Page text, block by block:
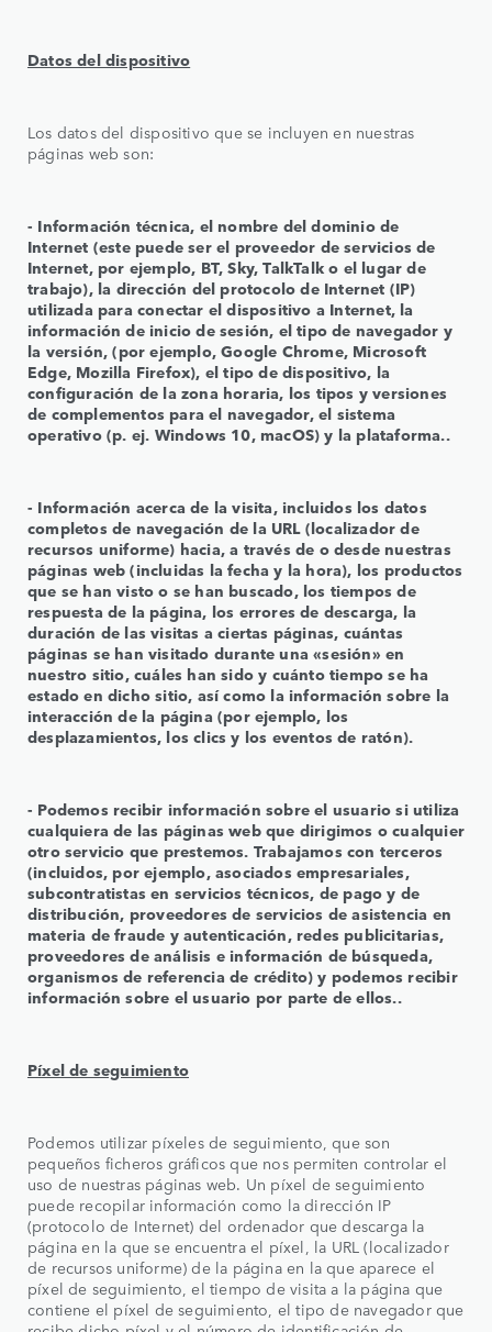
Datos del dispositivo
Los datos del dispositivo que se incluyen en nuestras
páginas web son:
‑ Información técnica, el nombre del dominio de
Internet (este puede ser el proveedor de servicios de
Internet, por ejemplo, BT, Sky, TalkTalk o el lugar de
trabajo), la dirección del protocolo de Internet (IP)
utilizada para conectar el dispositivo a Internet, la
información de inicio de sesión, el tipo de navegador y
la versión, (por ejemplo, Google Chrome, Microsoft
Edge, Mozilla Firefox), el tipo de dispositivo, la
configuración de la zona horaria, los tipos y versiones
de complementos para el navegador, el sistema
operativo (p. ej. Windows 10, macOS) y la plataforma..
‑ Información acerca de la visita, incluidos los datos
completos de navegación de la URL (localizador de
recursos uniforme) hacia, a través de o desde nuestras
páginas web (incluidas la fecha y la hora), los productos
que se han visto o se han buscado, los tiempos de
respuesta de la página, los errores de descarga, la
duración de las visitas a ciertas páginas, cuántas
páginas se han visitado durante una «sesión» en
nuestro sitio, cuáles han sido y cuánto tiempo se ha
estado en dicho sitio, así como la información sobre la
interacción de la página (por ejemplo, los
desplazamientos, los clics y los eventos de ratón).
‑ Podemos recibir información sobre el usuario si utiliza
cualquiera de las páginas web que dirigimos o cualquier
otro servicio que prestemos. Trabajamos con terceros
(incluidos, por ejemplo, asociados empresariales,
subcontratistas en servicios técnicos, de pago y de
distribución, proveedores de servicios de asistencia en
materia de fraude y autenticación, redes publicitarias,
proveedores de análisis e información de búsqueda,
organismos de referencia de crédito) y podemos recibir
información sobre el usuario por parte de ellos..
Píxel de seguimiento
Podemos utilizar píxeles de seguimiento, que son
pequeños ficheros gráficos que nos permiten controlar el
uso de nuestras páginas web. Un píxel de seguimiento
puede recopilar información como la dirección IP
(protocolo de Internet) del ordenador que descarga la
página en la que se encuentra el píxel, la URL (localizador
de recursos uniforme) de la página en la que aparece el
píxel de seguimiento, el tiempo de visita a la página que
contiene el píxel de seguimiento, el tipo de navegador que